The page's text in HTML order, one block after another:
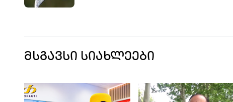
ბრალდებით ცხელ კვალზე დააკავეს, _
ავრცელებს. დანაშაული 15 წლამდე ვადით
მსგავსი სიახლეები